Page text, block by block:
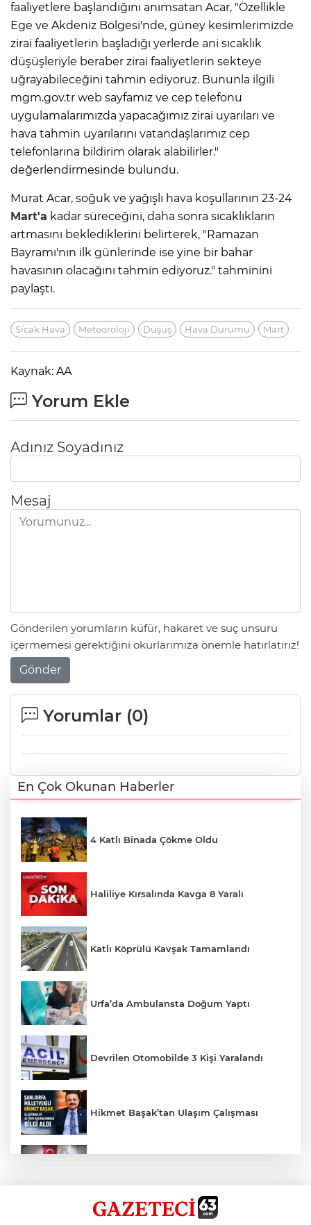
faaliyetlere başlandığını anımsatan Acar, "Özellikle
Ege ve Akdeniz Bölgesi'nde, güney kesimlerimizde
zirai faaliyetlerin başladığı yerlerde ani sıcaklık
düşüşleriyle beraber zirai faaliyetlerin sekteye
uğrayabileceğini tahmin ediyoruz. Bununla ilgili
mgm.gov.tr web sayfamız ve cep telefonu
uygulamalarımızda yapacağımız zirai uyarıları ve
hava tahmin uyarılarını vatandaşlarımız cep
telefonlarına bildirim olarak alabilirler."
değerlendirmesinde bulundu.
Murat Acar, soğuk ve yağışlı hava koşullarının 23-24
Mart'a kadar süreceğini, daha sonra sıcaklıkların
artmasını beklediklerini belirterek, "Ramazan
Bayramı'nın ilk günlerinde ise yine bir bahar
havasının olacağını tahmin ediyoruz." tahminini
paylaştı.
Sıcak Hava Meteoroloji Düşüş Hava Durumu Mart
Kaynak: AA
Yorum Ekle
Adınız Soyadınız
Mesaj
Gönderilen yorumların küfür, hakaret ve suç unsuru
içermemesi gerektiğini okurlarımıza önemle hatırlatırız!
Gönder
Yorumlar (0)
En Çok Okunan Haberler
4 Katlı Binada Çökme Oldu
Haliliye Kırsalında Kavga 8 Yaralı
Katlı Köprülü Kavşak Tamamlandı
Urfa’da Ambulansta Doğum Yaptı
Devrilen Otomobilde 3 Kişi Yaralandı
Hikmet Başak’tan Ulaşım Çalışması
Çok Sayıda Ürün Ele Geçirildi